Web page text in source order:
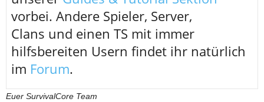
vorbei. Andere Spieler, Server,
Clans und einen TS mit immer
hilfsbereiten Usern findet ihr natürlich
im Forum.
Euer SurvivalCore Team